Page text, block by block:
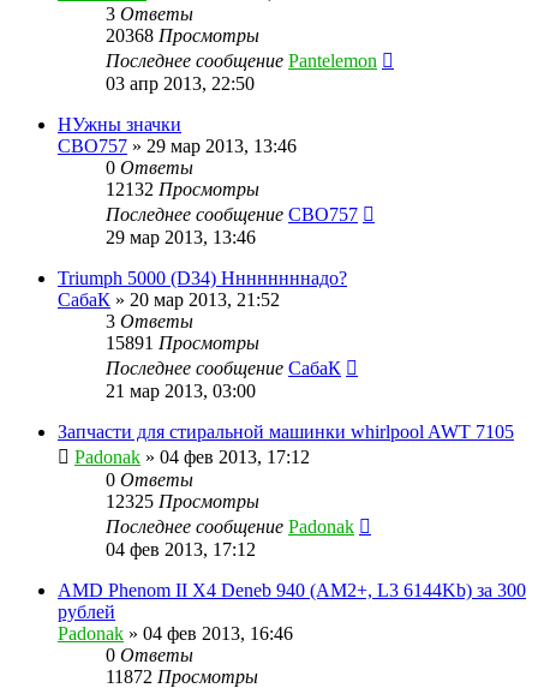
3 Ответы
20368 Просмотры
Последнее сообщение Pantelemon
03 апр 2013, 22:50
НУжны значки
CBO757 » 29 мар 2013, 13:46
0 Ответы
12132 Просмотры
Последнее сообщение CBO757
29 мар 2013, 13:46
Triumph 5000 (D34) Ннннннннадо?
СабаК » 20 мар 2013, 21:52
3 Ответы
15891 Просмотры
Последнее сообщение СабаК
21 мар 2013, 03:00
Запчасти для стиральной машинки whirlpool AWT 7105
Padonak » 04 фев 2013, 17:12
0 Ответы
12325 Просмотры
Последнее сообщение Padonak
04 фев 2013, 17:12
AMD Phenom II X4 Deneb 940 (AM2+, L3 6144Kb) за 300
рублей
Padonak » 04 фев 2013, 16:46
0 Ответы
11872 Просмотры